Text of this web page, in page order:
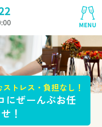
MENU
トレス・負担なし！
にぜーんぶお任
せ！